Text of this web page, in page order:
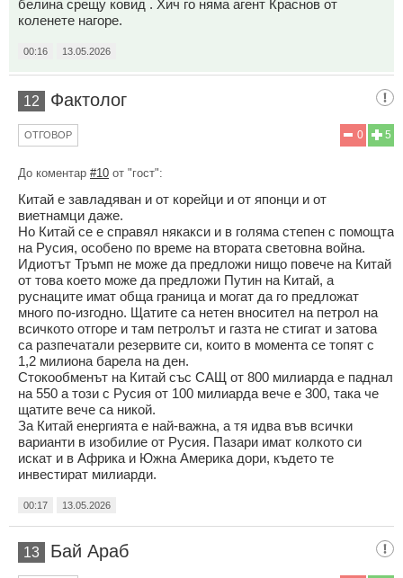
белина срещу ковид . Хич го няма агент Краснов от
коленете нагоре.
00:16 13.05.2026
12 Фактолог
5
0
ОТГОВОР
До коментар #10 от "гост":
Китай е завладяван и от корейци и от японци и от
виетнамци даже.
Но Китай се е справял някакси и в голяма степен с помощта
на Русия, особено по време на втората световна война.
Идиотът Тръмп не може да предложи нищо повече на Китай
от това което може да предложи Путин на Китай, а
руснаците имат обща граница и могат да го предложат
много по-изгодно. Щатите са нетен вносител на петрол на
всичкото отгоре и там петролът и газта не стигат и затова
са разпечатали резервите си, които в момента се топят с
1,2 милиона барела на ден.
Стокообменът на Китай със САЩ от 800 милиарда е паднал
на 550 а този с Русия от 100 милиарда вече е 300, така че
щатите вече са никой.
За Китай енергията е най-важна, а тя идва във всички
варианти в изобилие от Русия. Пазари имат колкото си
искат и в Африка и Южна Америка дори, където те
инвестират милиарди.
00:17 13.05.2026
13 Бай Араб